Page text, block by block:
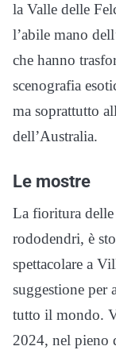
la Valle delle
l’abile mano
che hanno
scenografia
ma soprattutto
dell’Australia.
Le mostre
La fioritura delle
rododendri, è
spettacolare a
suggestione per
tutto il mondo.
2024, nel pieno